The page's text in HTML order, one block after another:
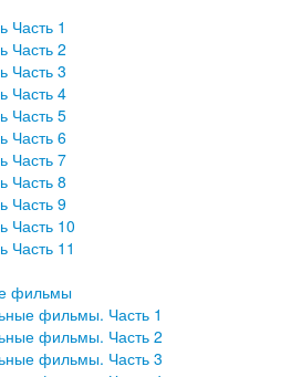
Часть 1
Часть 2
Часть 3
Часть 4
Часть 5
Часть 6
Часть 7
Часть 8
Часть 9
Часть 10
Часть 11
фильмы
фильмы. Часть 1
фильмы. Часть 2
фильмы. Часть 3